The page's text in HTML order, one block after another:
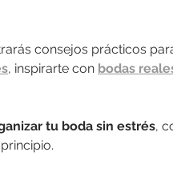
consejos prácticos
, inspirarte con bodas
tu boda sin estrés,